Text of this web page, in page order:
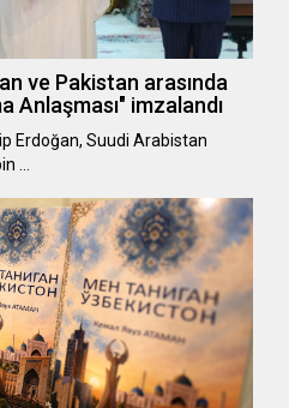
ve Pakistan arasında
Anlaşması" imzalandı
Erdoğan, Suudi Arabistan
…